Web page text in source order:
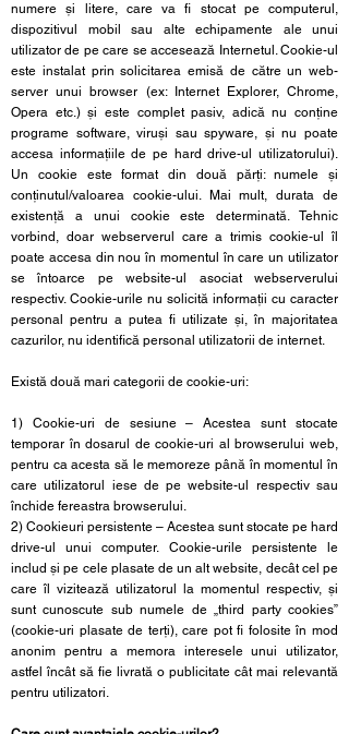
numere și litere, care va fi stocat pe computerul,
dispozitivul mobil sau alte echipamente ale unui
utilizator de pe care se accesează Internetul. Cookie-ul
este instalat prin solicitarea emisă de către un web-
server unui browser (ex: Internet Explorer, Chrome,
Opera etc.) și este complet pasiv, adică nu conține
programe software, viruși sau spyware, și nu poate
accesa informațiile de pe hard drive-ul utilizatorului).
Un cookie este format din două părți: numele și
conținutul/valoarea cookie-ului. Mai mult, durata de
existență a unui cookie este determinată. Tehnic
vorbind, doar webserverul care a trimis cookie-ul îl
poate accesa din nou în momentul în care un utilizator
se întoarce pe website-ul asociat webserverului
respectiv. Cookie-urile nu solicită informații cu caracter
personal pentru a putea fi utilizate și, în majoritatea
cazurilor, nu identifică personal utilizatorii de internet.
Există două mari categorii de cookie-uri:
1) Cookie-uri de sesiune – Acestea sunt stocate
temporar în dosarul de cookie-uri al browserului web,
pentru ca acesta să le memoreze până în momentul în
care utilizatorul iese de pe website-ul respectiv sau
închide fereastra browserului.
2) Cookieuri persistente – Acestea sunt stocate pe hard
drive-ul unui computer. Cookie-urile persistente le
includ și pe cele plasate de un alt website, decât cel pe
care îl vizitează utilizatorul la momentul respectiv, și
sunt cunoscute sub numele de „third party cookies”
(cookie-uri plasate de terți), care pot fi folosite în mod
anonim pentru a memora interesele unui utilizator,
astfel încât să fie livrată o publicitate cât mai relevantă
pentru utilizatori.